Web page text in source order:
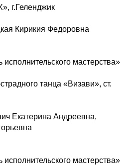
г.Геленджик
Кирикия Федоровна
мастерства»
танца «Визави», ст.
Екатерина Андреевна,
мастерства»